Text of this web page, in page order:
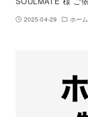
2025-04-29 ホー